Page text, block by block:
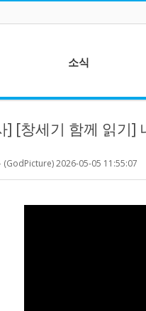
소식
주보
이벤트
] [창세기 함께 읽기]
(GodPicture)2026-05-05 11:55:07